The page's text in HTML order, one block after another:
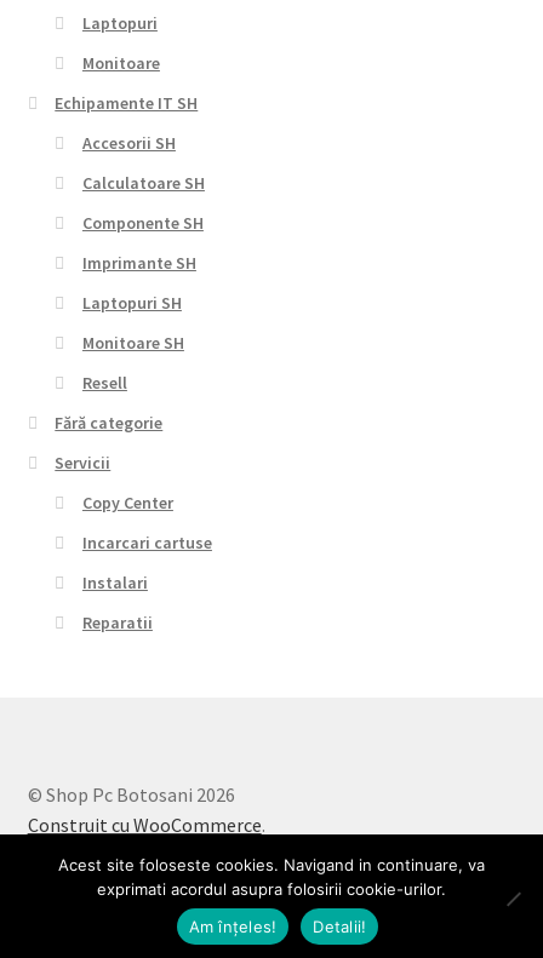
Laptopuri
Monitoare
Echipamente IT SH
Accesorii SH
Calculatoare SH
Componente SH
Imprimante SH
Laptopuri SH
Monitoare SH
Resell
Fără categorie
Servicii
Copy Center
Incarcari cartuse
Instalari
Reparatii
© Shop Pc Botosani 2026
Construit cu WooCommerce.
Acest site foloseste cookies. Navigand in continuare, va
exprimati acordul asupra folosirii cookie-urilor.
Am înţeles!
Detalii!